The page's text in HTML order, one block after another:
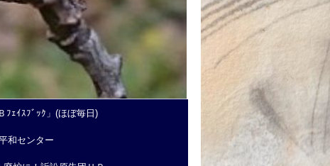
ﾌｪｲｽﾌﾞｯｸ」(ほぼ毎日)
和センター